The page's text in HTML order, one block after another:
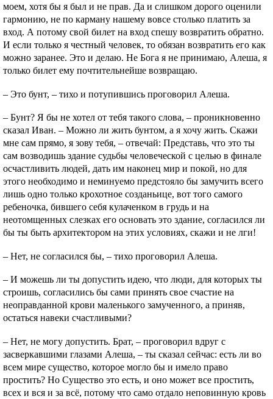
моем, хотя бы я был и не прав. Да и слишком дорого оценили
гармонию, не по карману нашему вовсе столько платить за
вход. А потому свой билет на вход спешу возвратить обратно.
И если только я честный человек, то обязан возвратить его как
можно заранее. Это и делаю. Не Бога я не принимаю, Алеша, я
только билет ему почтительнейше возвращаю.
– Это бунт, – тихо и потупившись проговорил Алеша.
– Бунт? Я бы не хотел от тебя такого слова, – проникновенно
сказал Иван. – Можно ли жить бунтом, а я хочу жить. Скажи
мне сам прямо, я зову тебя, – отвечай: Представь, что это ты
сам возводишь здание судьбы человеческой с целью в финале
осчастливить людей, дать им наконец мир и покой, но для
этого необходимо и неминуемо предстояло бы замучить всего
лишь одно только крохотное созданьице, вот того самого
ребеночка, бившего себя кулаченком в грудь и на
неотомщенных слезках его основать это здание, согласился ли
бы ты быть архитектором на этих условиях, скажи и не лги!
– Нет, не согласился бы, – тихо проговорил Алеша.
– И можешь ли ты допустить идею, что люди, для которых ты
строишь, согласились бы сами принять свое счастие на
неоправданной крови маленького замученного, а приняв,
остаться навеки счастливыми?
– Нет, не могу допустить. Брат, – проговорил вдруг с
засверкавшими глазами Алеша, – ты сказал сейчас: есть ли во
всем мире существо, которое могло бы и имело право
простить? Но Существо это есть, и оно может все простить,
всех и вся и за всё, потому что само отдало неповинную кровь